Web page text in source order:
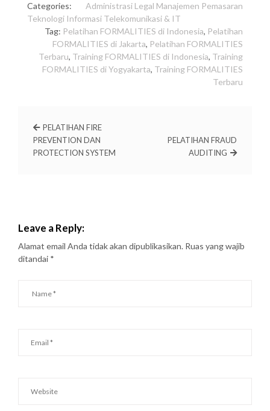
Categories: Administrasi Legal Manajemen Pemasaran
Teknologi Informasi Telekomunikasi & IT
Tag: Pelatihan FORMALITIES di Indonesia, Pelatihan
FORMALITIES di Jakarta, Pelatihan FORMALITIES
Terbaru, Training FORMALITIES di Indonesia, Training
FORMALITIES di Yogyakarta, Training FORMALITIES
Terbaru
PELATIHAN FIRE
PREVENTION DAN
PROTECTION SYSTEM
PELATIHAN FRAUD
AUDITING
Leave a Reply:
Alamat email Anda tidak akan dipublikasikan. Ruas yang wajib
ditandai *